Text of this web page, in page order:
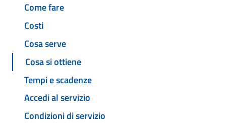
Come fare
Costi
Cosa serve
Cosa si ottiene
Tempi e scadenze
Accedi al servizio
Condizioni di servizio